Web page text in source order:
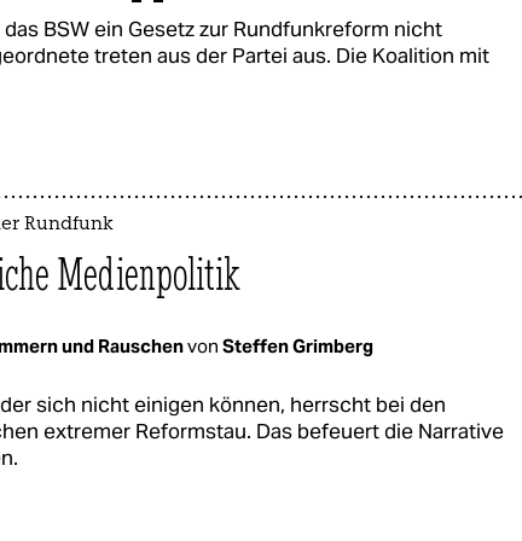
BSW ein Gesetz zur Rundfunkreform nicht
treten aus der Partei aus. Die Koalition mit
Rundfunk
Medienpolitik
und Rauschenvon Steffen Grimberg
sich nicht einigen können, herrscht bei den
extremer Reformstau. Das befeuert die Narrative